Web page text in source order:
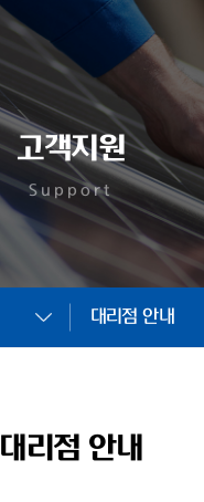
고객지원
Support
대리점 안내
대리점 안내